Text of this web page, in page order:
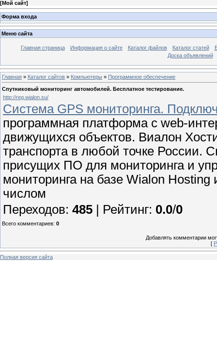
[Мой сайт]
Форма входа
Меню сайта
Главная страница Информация о сайте Каталог файлов Каталог статей
Доска объявлений
Главная » Каталог сайтов » Компьютеры » Программное обеспечение
Спутниковый мониторинг автомобилей. Бесплатное тестирование.
http://reg.wialon.su/
Система GPS мониторинга.
программная платформа с web-
движущихся объектов. Виалон
транспорта в любой точке России.
присущих ПО для мониторинга и
мониторинга на базе Wialon
числом
Переходов: 485 | Рейтинг: 0.0/0
Всего комментариев: 0
Добавлять комментарии
[
Полная версия сайта